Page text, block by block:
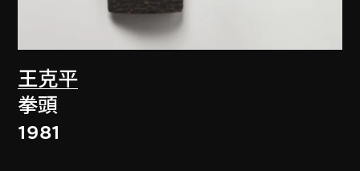
王克平
拳頭
1981